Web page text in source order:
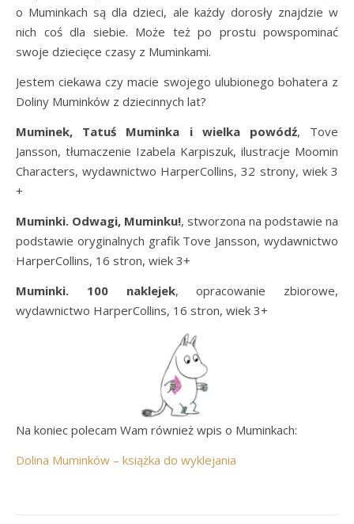
o Muminkach są dla dzieci, ale każdy dorosły znajdzie w
nich coś dla siebie. Może też po prostu powspominać
swoje dziecięce czasy z Muminkami.
Jestem ciekawa czy macie swojego ulubionego bohatera z
Doliny Muminków z dziecinnych lat?
Muminek, Tatuś Muminka i wielka powódź, Tove
Jansson, tłumaczenie Izabela Karpiszuk, ilustracje Moomin
Characters, wydawnictwo HarperCollins, 32 strony, wiek 3
+
Muminki. Odwagi, Muminku!, stworzona na podstawie na
podstawie oryginalnych grafik Tove Jansson, wydawnictwo
HarperCollins, 16 stron, wiek 3+
Muminki. 100 naklejek, opracowanie zbiorowe,
wydawnictwo HarperCollins, 16 stron, wiek 3+
Na koniec polecam Wam również wpis o Muminkach:
Dolina Muminków – książka do wyklejania